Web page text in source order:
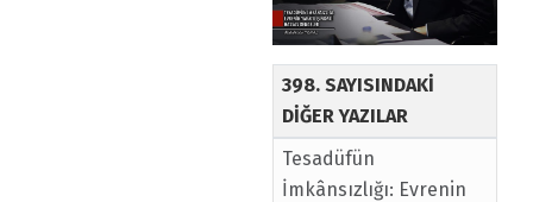
398. SAYISINDAKİ
DİĞER YAZILAR
Tesadüfün
İmkânsızlığı: Evrenin